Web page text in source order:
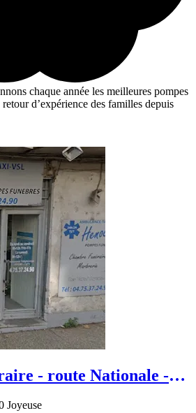
chaque année les meilleures pompes
d’expérience des familles depuis
- route Nationale -
Joyeuse